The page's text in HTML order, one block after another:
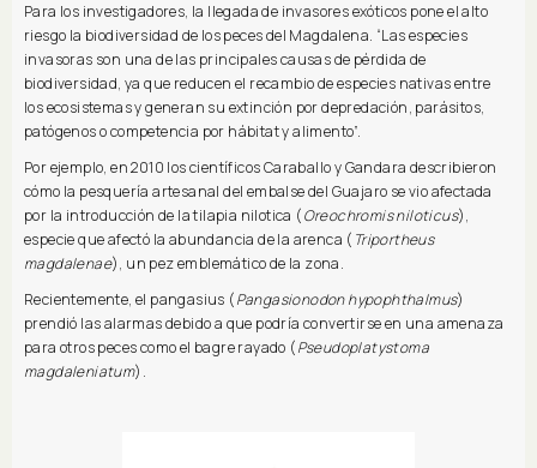
Para los investigadores, la llegada de invasores exóticos pone el alto
riesgo la biodiversidad de los peces del Magdalena. “Las especies
invasoras son una de las principales causas de pérdida de
biodiversidad, ya que reducen el recambio de especies nativas entre
los ecosistemas y generan su extinción por depredación, parásitos,
patógenos o competencia por hábitat y alimento”.
Por ejemplo, en 2010 los científicos Caraballo y Gandara describieron
cómo la pesquería artesanal del embalse del Guajaro se vio afectada
por la introducción de la tilapia nilotica (Oreochromis niloticus),
especie que afectó la abundancia de la arenca ( Triportheus
magdalenae), un pez emblemático de la zona.
Recientemente, el pangasius (Pangasionodon hypophthalmus)
prendió las alarmas debido a que podría convertirse en una amenaza
para otros peces como el bagre rayado (Pseudoplatystoma
magdaleniatum).